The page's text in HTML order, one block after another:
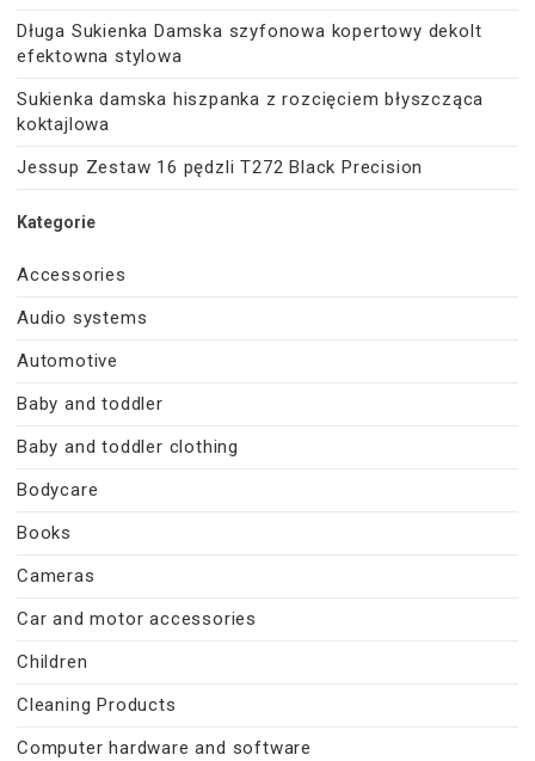
Długa Sukienka Damska szyfonowa kopertowy dekolt
efektowna stylowa
Sukienka damska hiszpanka z rozcięciem błyszcząca
koktajlowa
Jessup Zestaw 16 pędzli T272 Black Precision
Kategorie
Accessories
Audio systems
Automotive
Baby and toddler
Baby and toddler clothing
Bodycare
Books
Cameras
Car and motor accessories
Children
Cleaning Products
Computer hardware and software